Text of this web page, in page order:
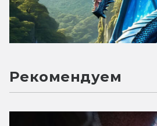
Рекомендуем